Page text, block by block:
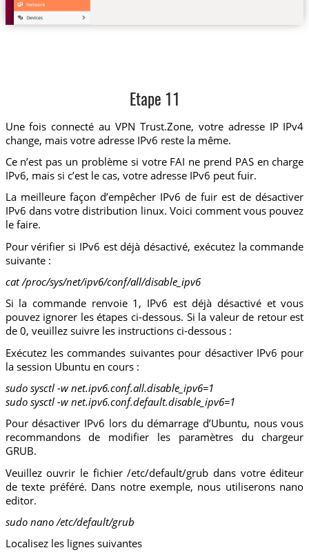
Etape 11
Une fois connecté au VPN Trust.Zone, votre adresse IP IPv4
change, mais votre adresse IPv6 reste la même.
Ce n’est pas un problème si votre FAI ne prend PAS en charge
IPv6, mais si c’est le cas, votre adresse IPv6 peut fuir.
La meilleure façon d’empêcher IPv6 de fuir est de désactiver
IPv6 dans votre distribution linux. Voici comment vous pouvez
le faire.
Pour vérifier si IPv6 est déjà désactivé, exécutez la commande
suivante :
cat /proc/sys/net/ipv6/conf/all/disable_ipv6
Si la commande renvoie 1, IPv6 est déjà désactivé et vous
pouvez ignorer les étapes ci-dessous. Si la valeur de retour est
de 0, veuillez suivre les instructions ci-dessous :
Exécutez les commandes suivantes pour désactiver IPv6 pour
la session Ubuntu en cours :
sudo sysctl -w net.ipv6.conf.all.disable_ipv6=1
sudo sysctl -w net.ipv6.conf.default.disable_ipv6=1
Pour désactiver IPv6 lors du démarrage d’Ubuntu, nous vous
recommandons de modifier les paramètres du chargeur
GRUB.
Veuillez ouvrir le fichier /etc/default/grub dans votre éditeur
de texte préféré. Dans notre exemple, nous utiliserons nano
editor.
sudo nano /etc/default/grub
Localisez les lignes suivantes